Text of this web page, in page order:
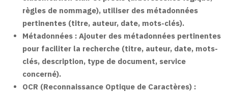
règles de nommage), utiliser des métadonnées
pertinentes (titre, auteur, date, mots-clés).
Métadonnées : Ajouter des métadonnées pertinentes
pour faciliter la recherche (titre, auteur, date, mots-
clés, description, type de document, service
concerné).
OCR (Reconnaissance Optique de Caractères) :